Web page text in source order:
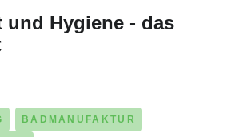
und Hygiene - das
BADMANUFAKTUR